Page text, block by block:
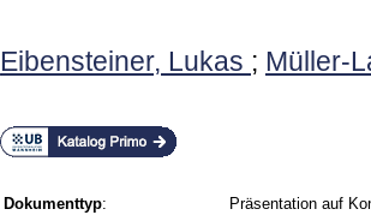
Eibensteiner, Lukas ; Müller-
Dokumenttyp:
Präsentation auf